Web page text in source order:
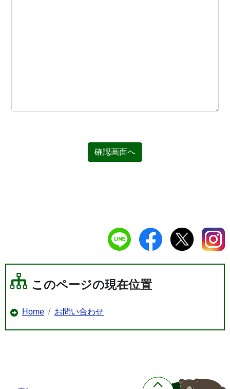
確認画面へ
このページの現在位置
Home お問い合わせ